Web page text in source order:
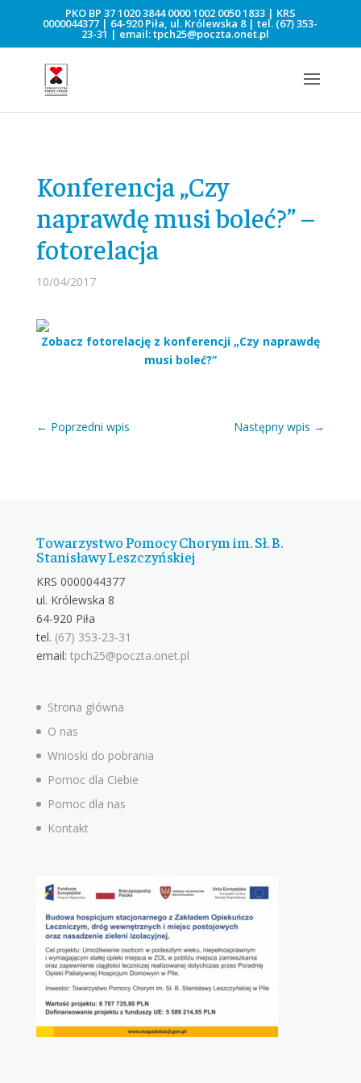
PKO BP 37 1020 3844 0000 1002 0050 1833 | KRS
0000044377 | 64-920 Piła, ul. Królewska 8 | tel. (67) 353-
23-31 | email:tpch25@poczta.onet.pl
Konferencja „Czy
naprawdę musi boleć?” –
fotorelacja
10/04/2017
Zobacz fotorelację z konferencji „Czy naprawdę
musi boleć?”
← Poprzedni wpis Następny wpis →
Towarzystwo Pomocy Chorym im. Sł. B.
Stanisławy Leszczyńskiej
KRS 0000044377
ul. Królewska 8
64-920 Piła
tel. (67) 353-23-31
email: tpch25@poczta.onet.pl
Strona główna
O nas
Wnioski do pobrania
Pomoc dla Ciebie
Pomoc dla nas
Kontakt